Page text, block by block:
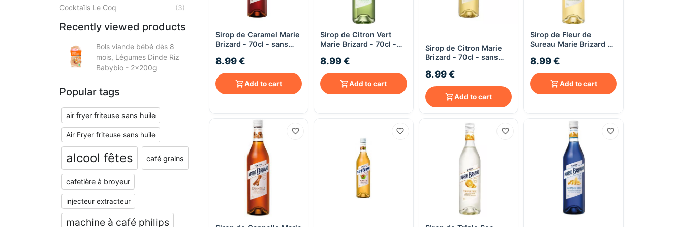
Cocktaïls Le Coq (3)
Recently viewed products
Bols viande bébé dès 8
mois, Légumes Dinde Riz
Babybio - 2x200g
Popular tags
air fryer friteuse sans huile
Air Fryer friteuse sans huile
alcool fêtes café grains
cafetière à broyeur
injecteur extracteur
machine à café philips
Quick View
Sirop de Caramel Marie
Brizard - 70cl - sans
8.99 €
Add to cart
Quick View
Sirop de Citron Vert
Marie Brizard - 70cl -
8.99 €
Add to cart
Sirop de Citron Marie
Brizard - 70cl - sans
8.99 €
Add to cart
Quick View
Sirop de Fleur de
Sureau Marie Brizard -
8.99 €
Add to cart